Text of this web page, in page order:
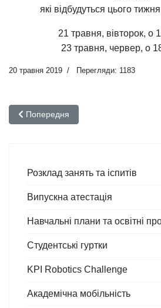
які відбудуться цього
21 травня, вівторок, о
23 травня, червер, о
20 травня 2019 Перегляди: 1183
Попередня стаття: ERASMUS+:
Попередня
Розклад занять та іспитів
Випускна атестація
Навчальні плани та освітні
Студентські гуртки
KPI Robotics Challenge
Академічна мобільність